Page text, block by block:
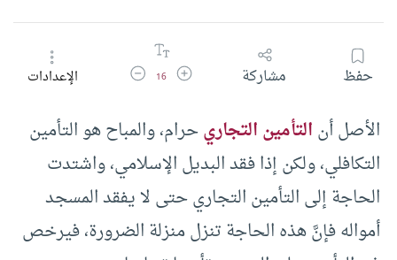
حفظ مشاركة زيادة حجم الخط
16 تقليل حجم الخطالإعدادات
الأصل أنالتأمين التجاريحرام، والمباح هو التأمين
التكافلي، ولكن إذا فقد البديل الإسلامي، واشتدت
الحاجة إلى التأمين التجاري حتى لا يفقد المسجد
أمواله فإنَّ هذه الحاجة تنزل منزلة الضرورة، فيرخص